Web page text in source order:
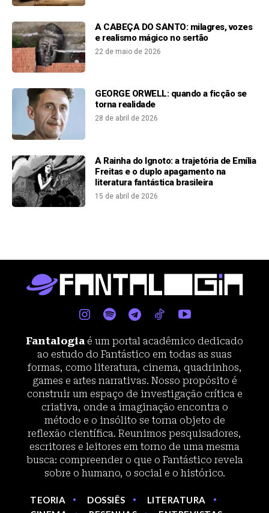
A CABEÇA DO SANTO: milagres, vozes
e realismo mágico no sertão
22 de maio de 2026
GEORGE ORWELL: quando a ficção se
torna realidade
28 de abril de 2026
A Rainha do Ignoto: a trajetória de Emília
Freitas e o duplo apagamento na
literatura fantástica brasileira
15 de abril de 2026
Fantalogia é um portal acadêmico dedicado
ao estudo do Fantástico em todas as suas
formas, como literatura, cinema, quadrinhos,
games e artes narrativas. Nosso propósito é
construir um espaço de investigação crítica e
criativa, onde a imaginação encontra o
método e o insólito se torna objeto de
reflexão científica. Reunimos pesquisadores,
escritores e leitores em torno de uma mesma
busca: compreender o que o Fantástico revela
sobre o humano, o social e o histórico.
TEORIA DOSSIÊS
LITERATURA